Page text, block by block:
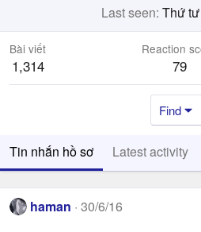
Last seen Thứ
Bài viết
1,314
Reaction
79
Find
Tin nhắn hồ sơ Latest activity
haman 30/6/16